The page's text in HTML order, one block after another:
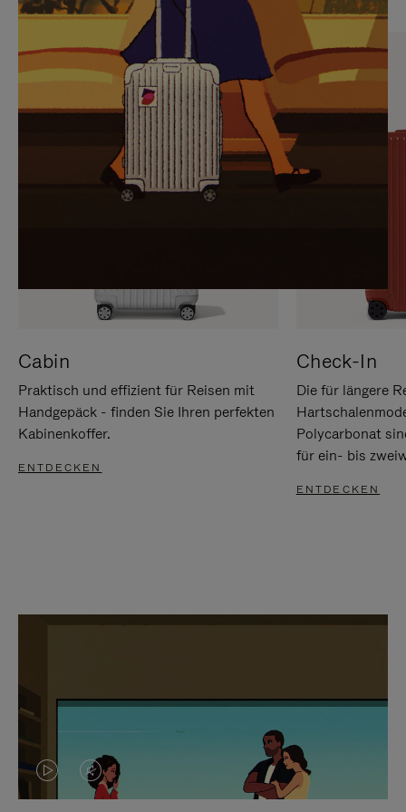
SIE,
UM
ANZUHALTEN
AUFHEBEN
DER
STUMMSCHALTUNG
Cabin
Praktisch und effizient für Reisen mit
Handgepäck - finden Sie Ihren perfekten
Kabinenkoffer.
ENTDECKEN
Check-In
Die für längere
Polycarbonat
für ein- bis
ENTDECKEN
DASVIDEO